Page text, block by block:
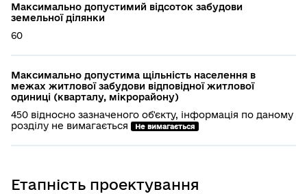
Максимально допустимий відсоток забудови
земельної ділянки
60
Максимально допустима щільність населення в
межах житлової забудови відповідної житлової
одиниці (кварталу, мікрорайону)
450 відносно зазначеного об'єкту, інформація по даному
розділу не вимагається
Не вимагається
Етапність проектування